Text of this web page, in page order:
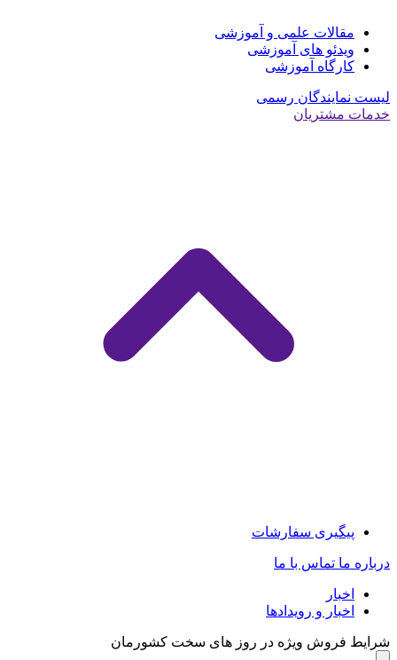
مقالات علمی و آموزشی
ویدئو های آموزشی
کارگاه آموزشی
لیست نمایندگان رسمی
خدمات مشتریان
پیگیری سفارشات
درباره ما تماس با ما
اخبار
اخبار و رویدادها
شرایط فروش ویژه در روز های سخت کشورمان